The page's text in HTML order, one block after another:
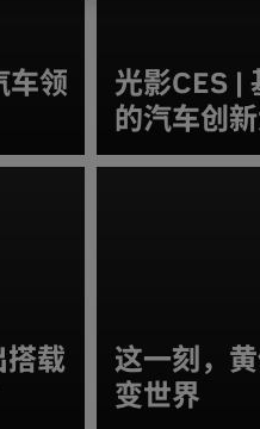
车领
光影CES |
的汽车创
搭载
这一刻，
变世界